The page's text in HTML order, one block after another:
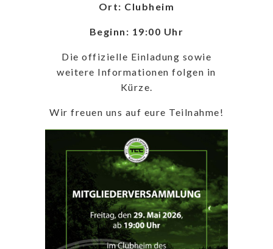
Ort: Clubheim
Beginn: 19:00 Uhr
Die offizielle Einladung sowie
weitere Informationen folgen in
Kürze.
Wir freuen uns auf eure Teilnahme!